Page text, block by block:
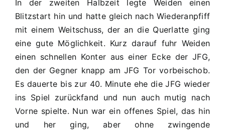
In der zweiten Halbzeit legte Weiden einen
Blitzstart hin und hatte gleich nach Wiederanpfiff
mit einem Weitschuss, der an die Querlatte ging
eine gute Möglichkeit. Kurz darauf fuhr Weiden
einen schnellen Konter aus einer Ecke der JFG,
den der Gegner knapp am JFG Tor vorbeischob.
Es dauerte bis zur 40. Minute ehe die JFG wieder
ins Spiel zurückfand und nun auch mutig nach
Vorne spielte. Nun war ein offenes Spiel, das hin
und her ging, aber ohne zwingende